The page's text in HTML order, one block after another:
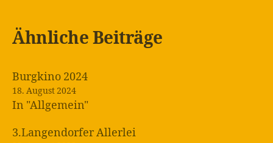
Ähnliche Beiträge
Burgkino 2024
18. August 2024
In "Allgemein"
3.Langendorfer Allerlei